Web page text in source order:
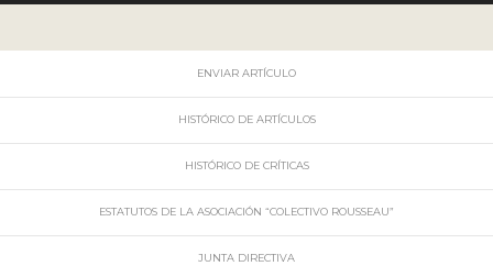
ENVIAR ARTÍCULO
HISTÓRICO DE ARTÍCULOS
HISTÓRICO DE CRÍTICAS
ESTATUTOS DE LA ASOCIACIÓN “COLECTIVO ROUSSEAU”
JUNTA DIRECTIVA